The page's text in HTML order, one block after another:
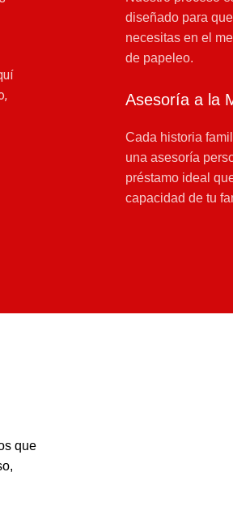
diseñado para
necesitas en el
de papeleo.
Asesoría a la
Cada historia
una asesoría
préstamo ideal
capacidad de tu
que